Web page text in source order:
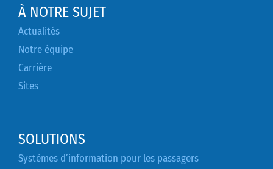
À NOTRE SUJET
Actualités
Notre équipe
Carrière
Sites
SOLUTIONS
Systèmes d’information pour les passagers